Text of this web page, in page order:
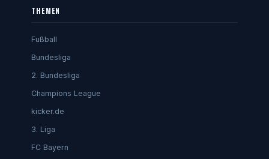
THEMEN
Fußball
Bundesliga
2. Bundesliga
Champions League
kicker.de
3. Liga
FC Bayern